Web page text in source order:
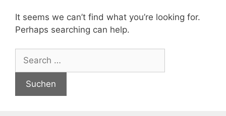
It seems we can’t find what you’re looking for.
Perhaps searching can help.
Suchen
nach: